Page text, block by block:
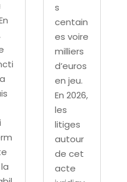
s
centain
es voire
milliers
d’euros
en jeu.
En 2026,
les
litiges
autour
de cet
acte